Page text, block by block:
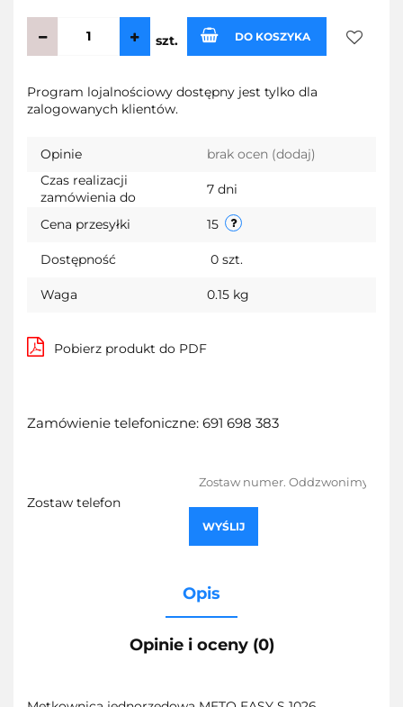
szt. DO KOSZYKA
Program lojalnościowy dostępny jest tylko dla
zalogowanych klientów.
Opinie brak ocen (dodaj)
Czas realizacji
zamówienia do
7 dni
Cena przesyłki 15
Dostępność 0 szt.
Waga 0.15 kg
Pobierz produkt do PDF
Zamówienie telefoniczne: 691 698 383
Zostaw telefon
WYŚLIJ
Opis
Opinie i oceny (0)